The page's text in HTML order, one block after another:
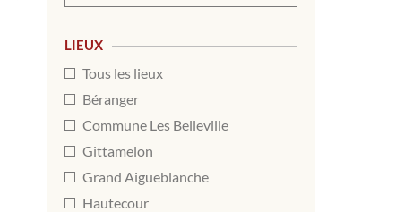
LIEUX
Tous les lieux
Béranger
Commune Les Belleville
Gittamelon
Grand Aigueblanche
Hautecour